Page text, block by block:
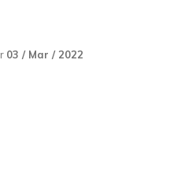
03 / Mar / 2022